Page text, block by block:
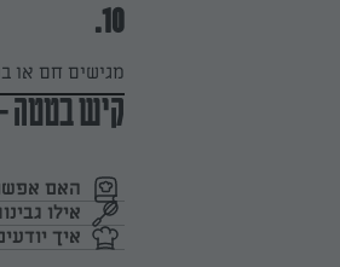
10.
מגישים חם או
קיש בטטה
האם
אילו
איך